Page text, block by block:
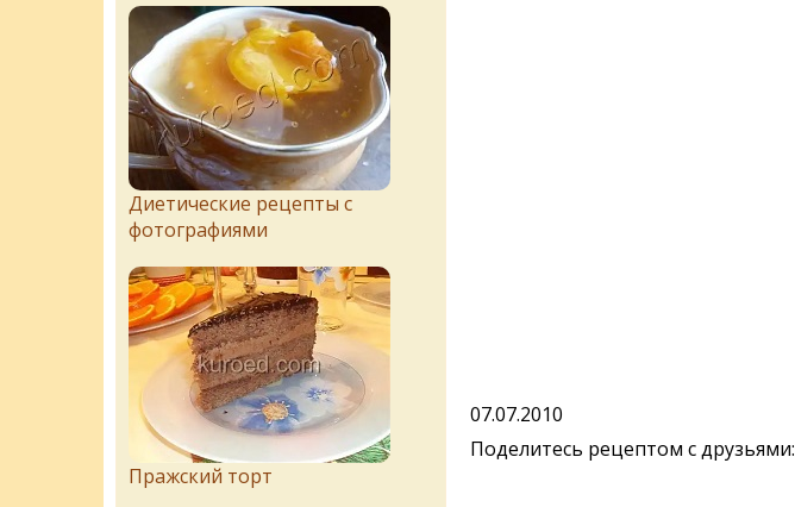
07.07.2010
Поделитесь рецептом с друзьями:
Диетические рецепты с
фотографиями
Пражский торт